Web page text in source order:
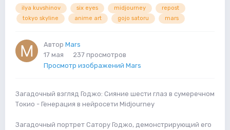
ilya kuvshinov six eyes midjourney
repost
tokyo skyline
anime art gojo satoru mars
Автор Mars
17 мая
237 просмотров
Просмотр изображений Mars
Загадочный взгляд Годжо: Сияние шести глаз в сумеречном
Токио - Генерация в нейросети Midjourney
Загадочный портрет Сатору Годжо, демонстрирующий его